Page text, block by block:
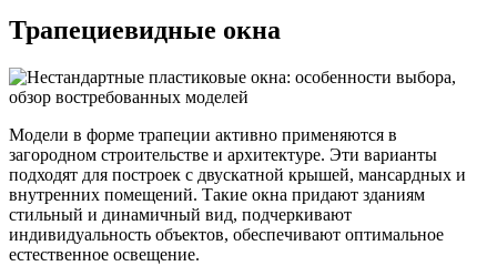
Трапециевидные окна
Модели в форме трапеции активно применяются в
загородном строительстве и архитектуре. Эти варианты
подходят для построек с двускатной крышей, мансардных и
внутренних помещений. Такие окна придают зданиям
стильный и динамичный вид, подчеркивают
индивидуальность объектов, обеспечивают оптимальное
естественное освещение.